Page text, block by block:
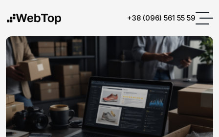
+38 (096) 561 55 59